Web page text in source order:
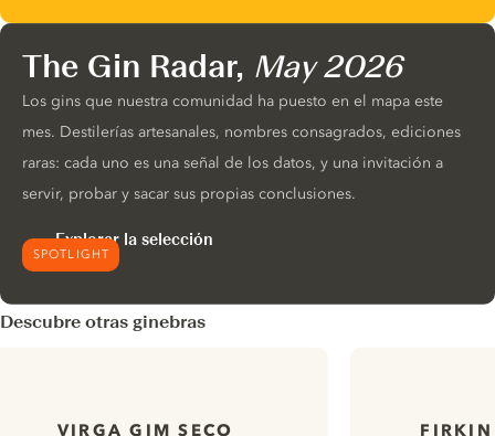
SPOTLIGHT
The Gin Radar, May 2026
Los gins que nuestra comunidad ha puesto en el mapa este
mes. Destilerías artesanales, nombres consagrados, ediciones
raras: cada uno es una señal de los datos, y una invitación a
servir, probar y sacar sus propias conclusiones.
Explorar la selección
Descubre otras ginebras
VIRGA GIM SECO